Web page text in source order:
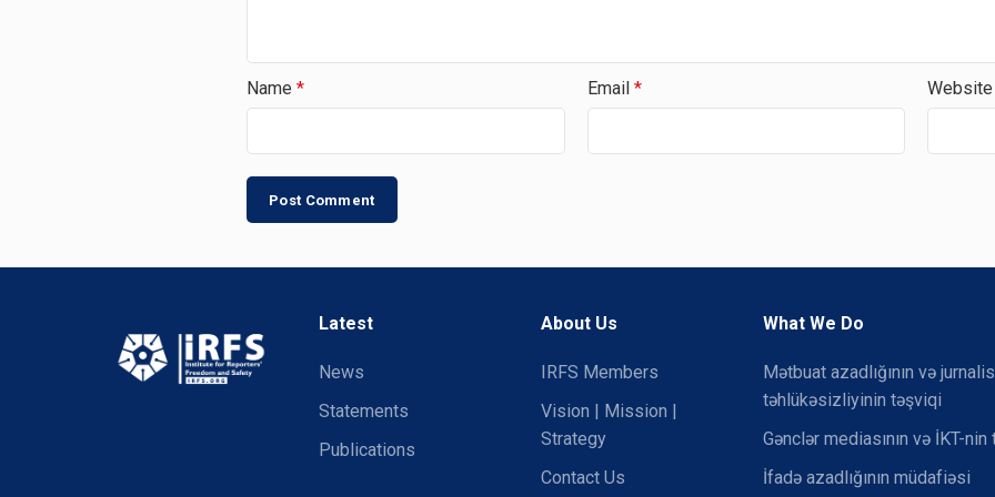
Name * Email * Website
Latest
News
Statements
Publications
About Us
IRFS Members
Vision | Mission |
Strategy
Contact Us
What We Do
Mətbuat azadlığının və
təhlükəsizliyinin təşviqi
Gənclər mediasının və İKT-
İfadə azadlığının müdafiəsi